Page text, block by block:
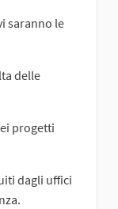
saranno le
delle
progetti
dagli uffici